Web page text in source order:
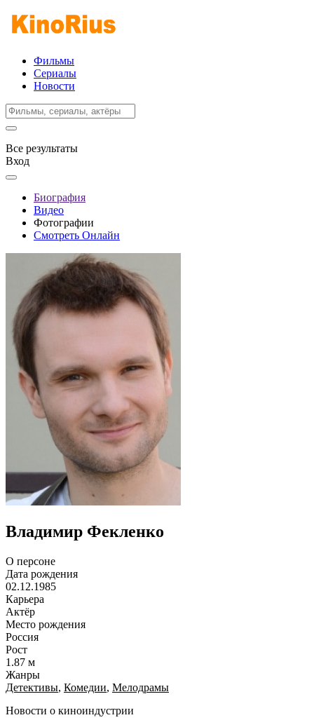
Фильмы
Сериалы
Новости
Все результаты
Вход
Биография
Видео
Фотографии
Смотреть Онлайн
Владимир Фекленко
О персоне
Дата рождения
02.12.1985
Карьера
Актёр
Место рождения
Россия
Рост
1.87 м
Жанры
Детективы, Комедии, Мелодрамы
Новости о киноиндустрии